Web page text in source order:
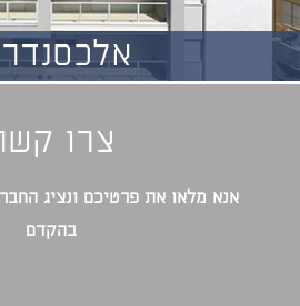
אלכסנדר
צרו
אנא מלאו את פרטיכם ונציג
בהקדם‎